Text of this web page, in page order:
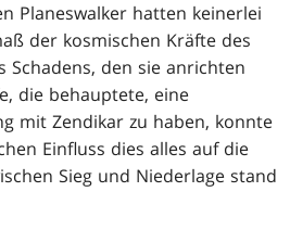
Planeswalker hatten keinerlei
der kosmischen Kräfte des
Schadens, den sie anrichten
die behauptete, eine
mit Zendikar zu haben, konnte
Einfluss dies alles auf die
Sieg und Niederlage stand